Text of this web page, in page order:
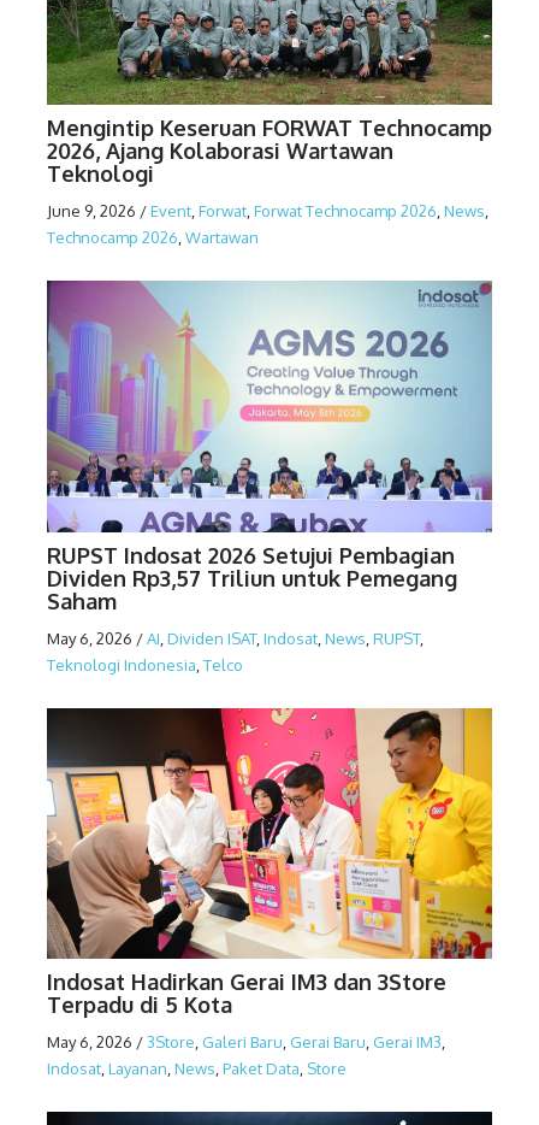
Mengintip Keseruan FORWAT Technocamp
2026, Ajang Kolaborasi Wartawan
Teknologi
June 9, 2026 /Event,Forwat,Forwat Technocamp 2026,News,
Technocamp 2026,Wartawan
RUPST Indosat 2026 Setujui Pembagian
Dividen Rp3,57 Triliun untuk Pemegang
Saham
May 6, 2026 /AI Dividen ISAT, Indosat News RUPST,
Teknologi Indonesia Telco
Indosat Hadirkan Gerai IM3 dan 3Store
Terpadu di 5 Kota
May 6, 2026 /3Store Galeri Baru Gerai Baru Gerai IM3
Indosat Layanan News Paket Data Store